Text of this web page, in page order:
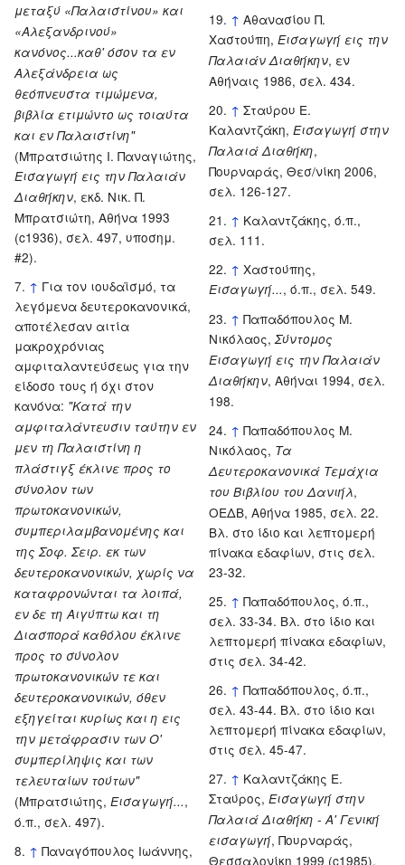
μεταξύ «Παλαιστίνου» και
«Αλεξανδρινού»
κανόνος...καθ' όσον τα εν
Αλεξάνδρεια ως
θεόπνευστα τιμώμενα,
βιβλία ετιμώντο ως τοιαύτα
και εν Παλαιστίνη"
(Μπρατσιώτης Ι. Παναγιώτης,
Εισαγωγή εις την Παλαιάν
Διαθήκην, εκδ. Νικ. Π.
Μπρατσιώτη, Αθήνα 1993
(c1936), σελ. 497, υποσημ.
#2).
↑ Για τον ιουδαϊσμό, τα
λεγόμενα δευτεροκανονικά,
αποτέλεσαν αιτία
μακροχρόνιας
αμφιταλαντεύσεως για την
είδοσο τους ή όχι στον
κανόνα: "Κατά την
αμφιταλάντευσιν ταύτην εν
μεν τη Παλαιστίνη η
πλάστιγξ έκλινε προς το
σύνολον των
πρωτοκανονικών,
συμπεριλαμβανομένης και
της Σοφ. Σειρ. εκ των
δευτεροκανονικών, χωρίς να
καταφρονώνται τα λοιπά,
εν δε τη Αιγύπτω και τη
Διασπορά καθόλου έκλινε
προς το σύνολον
πρωτοκανονικών τε και
δευτεροκανονικών, όθεν
εξηγείται κυρίως και η εις
την μετάφρασιν των Ο'
συμπερίληψις και των
τελευταίων τούτων"
(Μπρατσιώτης, Εισαγωγή...,
ό.π., σελ. 497).
↑ Παναγόπουλος Ιωάννης,
↑ Αθανασίου Π.
Χαστούπη,Εισαγωγή εις την
Παλαιάν Διαθήκην, εν
Αθήναις 1986, σελ. 434.
↑ Σταύρου Ε.
Καλαντζάκη,Εισαγωγή στην
Παλαιά Διαθήκη,
Πουρναράς, Θεσ/νίκη 2006,
σελ. 126-127.
↑ Καλαντζάκης, ό.π.,
σελ. 111.
↑ Χαστούπης,
Εισαγωγή..., ό.π., σελ. 549.
↑ Παπαδόπουλος Μ.
Νικόλαος,Σύντομος
Εισαγωγή εις την Παλαιάν
Διαθήκην, Αθήναι 1994, σελ.
198.
↑ Παπαδόπουλος Μ.
Νικόλαος, Τα
Δευτεροκανονικά Τεμάχια
του Βιβλίου του Δανιήλ,
ΟΕΔΒ, Αθήνα 1985, σελ. 22.
Βλ. στο ίδιο και λεπτομερή
πίνακα εδαφίων, στις σελ.
23-32.
↑ Παπαδόπουλος, ό.π.,
σελ. 33-34. Βλ. στο ίδιο και
λεπτομερή πίνακα εδαφίων,
στις σελ. 34-42.
↑ Παπαδόπουλος, ό.π.,
σελ. 43-44. Βλ. στο ίδιο και
λεπτομερή πίνακα εδαφίων,
στις σελ. 45-47.
↑ Καλαντζάκης Ε.
Σταύρος,Εισαγωγή στην
Παλαιά Διαθήκη - Α' Γενική
εισαγωγή, Πουρναράς,
Θεσσαλονίκη 1999 (c1985),